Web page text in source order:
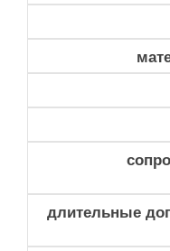
длительные